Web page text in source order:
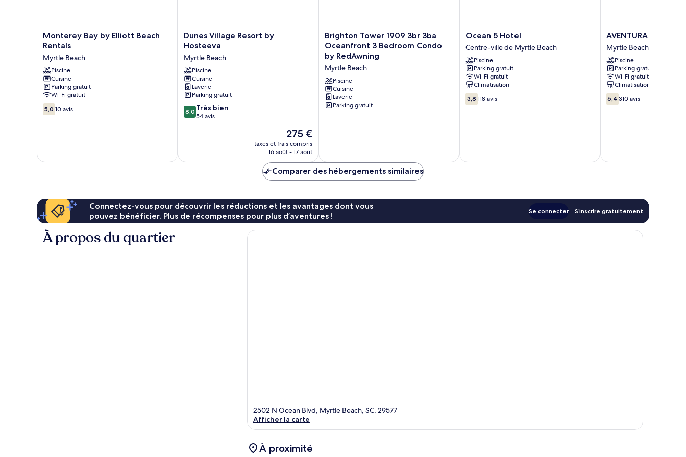
vue
océan
front
Monterey
Bay
Elliott
Beach
Rentals
Myrtle
Beach
Monterey Bay by Elliott Beach
Rentals
Myrtle Beach
Piscine
Cuisine
Parking gratuit
Wi-Fi gratuit
5.0
sur
5,0 10 avis
Dunes
Village
by
Hosteeva
Myrtle
Beach
Dunes Village Resort by
Hosteeva
Myrtle Beach
Piscine
Cuisine
Laverie
Parking gratuit
8.0
sur
8,0 Très bien
54 avis
Le
nouveau
prix
de
275 €
275 €
taxes et frais compris
16 août - 17 août
Brighton
Tower
1909
3br
3ba
Oceanfront
3
Bedroom
Condo
Brighton Tower 1909 3br 3ba
Oceanfront 3 Bedroom Condo
by RedAwning
Myrtle Beach
Piscine
Cuisine
Laverie
Parking gratuit
Ocean
5
Hotel
Centre-
ville
de
Myrtle
Beach
Ocean 5 Hotel
Centre-ville de Myrtle Beach
Piscine
Parking gratuit
Wi-Fi gratuit
Climatisation
3.8
sur
3,8 118 avis
AVENTURA
ON
THE
OCEAN
Myrtle
Beach
AVENTURA ON THE
Myrtle Beach
Piscine
Parking gratuit
Wi-Fi gratuit
Climatisation
6.4
sur
6,4 310 avis
Comparer des hébergements similaires
Connectez-vous pour découvrir les réductions et les avantages dont vous
pouvez bénéficier. Plus de récompenses pour plus d’aventures !
Se connecter S’inscrire gratuitement
À propos du quartier
2502 N Ocean Blvd, Myrtle Beach, SC, 29577
Afficher la carte
À proximité